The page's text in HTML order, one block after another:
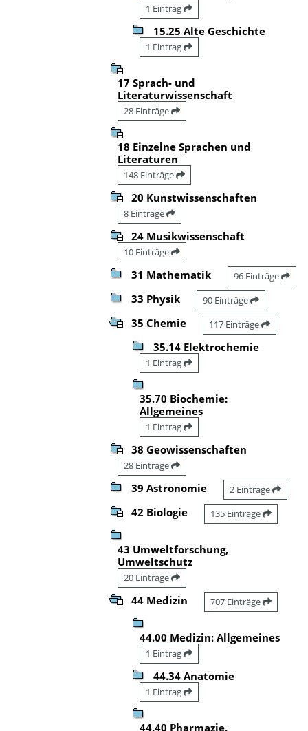
1 Eintrag
15.25 Alte Geschichte
1 Eintrag
17 Sprach- und
Literaturwissenschaft
28 Einträge
18 Einzelne Sprachen und
Literaturen
148 Einträge
20 Kunstwissenschaften
8 Einträge
24 Musikwissenschaft
10 Einträge
31 Mathematik 96 Einträge
33 Physik 90 Einträge
35 Chemie 117 Einträge
35.14 Elektrochemie
1 Eintrag
35.70 Biochemie:
Allgemeines
1 Eintrag
38 Geowissenschaften
28 Einträge
39 Astronomie 2 Einträge
42 Biologie 135 Einträge
43 Umweltforschung,
Umweltschutz
20 Einträge
44 Medizin 707 Einträge
44.00 Medizin: Allgemeines
1 Eintrag
44.34 Anatomie
1 Eintrag
44.40 Pharmazie,